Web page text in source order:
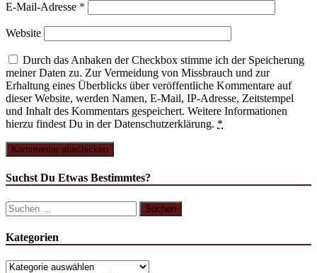
E-Mail-Adresse *
Website
Durch das Anhaken der Checkbox stimme ich der Speicherung
meiner Daten zu. Zur Vermeidung von Missbrauch und zur
Erhaltung eines Überblicks über veröffentliche Kommentare auf
dieser Website, werden Namen, E-Mail, IP-Adresse, Zeitstempel
und Inhalt des Kommentars gespeichert. Weitere Informationen
hierzu findest Du in der Datenschutzerklärung. *
Suchst Du Etwas Bestimmtes?
Suchen
nach:
Kategorien
Kategorien